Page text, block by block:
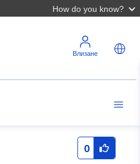
How do you know?
Влизане
0